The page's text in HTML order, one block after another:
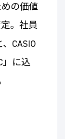
の価値
。社員
CASIO
」に込